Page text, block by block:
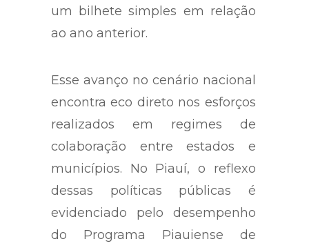
um bilhete simples em relação
ao ano anterior.
Esse avanço no cenário nacional
encontra eco direto nos esforços
realizados em regimes de
colaboração entre estados e
municípios. No Piauí, o reflexo
dessas políticas públicas é
evidenciado pelo desempenho
do Programa Piauiense de